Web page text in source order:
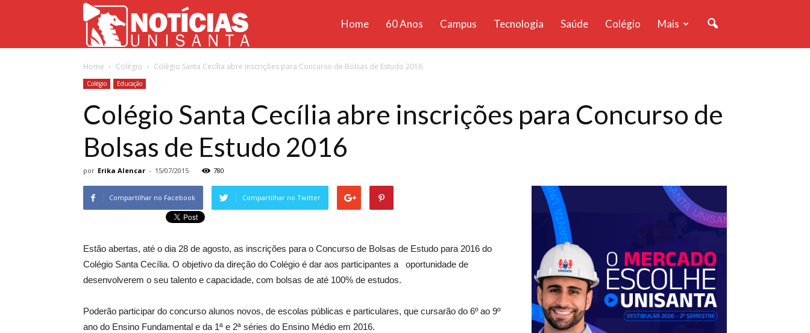
Unisanta
Home 60 Anos Campus Tecnologia Saúde Colégio Mais
Home Colégio Colégio Santa Cecília abre inscrições para Concurso de Bolsas de Estudo 2016
Colégio Educação
Colégio Santa Cecília abre inscrições para Concurso de
Bolsas de Estudo 2016
por Erika Alencar - 15/07/2015 780
Compartilhar no Facebook Compartilhar no Twitter
Estão abertas, até o dia 28 de agosto, as inscrições para o Concurso de Bolsas de Estudo para 2016 do
Colégio Santa Cecília. O objetivo da direção do Colégio é dar aos participantes a oportunidade de
desenvolverem o seu talento e capacidade, com bolsas de até 100% de estudos.
Poderão participar do concurso alunos novos, de escolas públicas e particulares, que cursarão do 6º ao 9º
ano do Ensino Fundamental e da 1ª e 2ª séries do Ensino Médio em 2016.